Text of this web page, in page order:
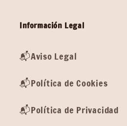
Información Legal
📬Aviso Legal
📬Política de Cookies
📬Política de Privacidad